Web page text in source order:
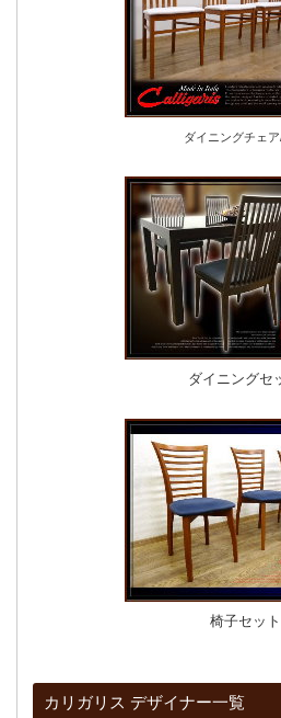
ダイニングチェ
ダイニングセ
椅子セット
カリガリス デザイナー一覧